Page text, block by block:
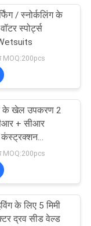
जैकेट
16
/ स्नोर्कलिंग के
स्पोर्ट्स
MOQ:200pcs
के खेल उपकरण 2
+ सीआर
Wetsuits
MOQ:200pcs
के लिए 5 मिमी
द्रव सीड वेल्ड